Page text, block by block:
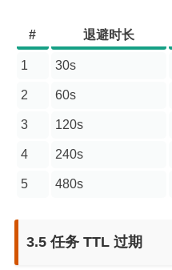
# 退避时长
1 30s
2 60s
3 120s
4 240s
5 480s
3.5 任务 TTL 过期